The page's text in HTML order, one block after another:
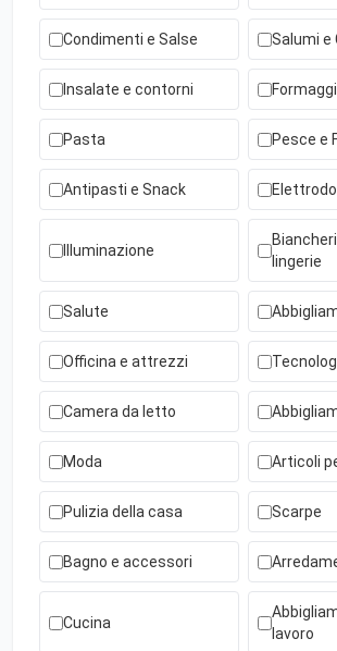
Condimenti e Salse Salumi e
Insalate e contorni
Pasta Pesce e
Antipasti e Snack
Illuminazione
lingerie
Salute
Officina e attrezzi
Camera da letto
Moda Articoli
Pulizia della casa Scarpe
Bagno e accessori
Cucina
lavoro